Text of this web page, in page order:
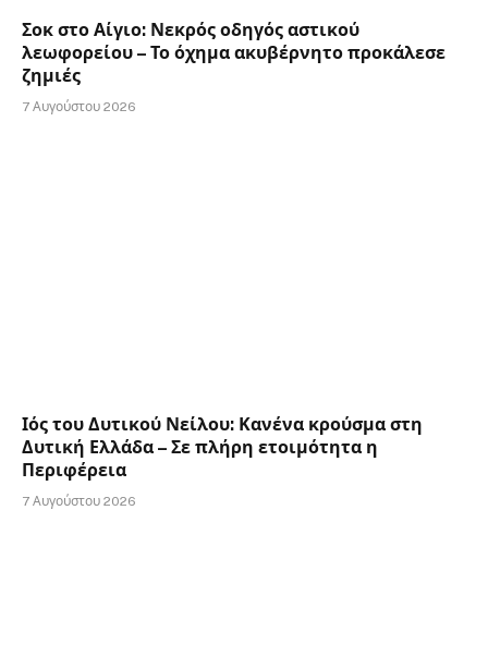
Σοκ στο Αίγιο: Νεκρός οδηγός αστικού
λεωφορείου – Το όχημα ακυβέρνητο προκάλεσε
ζημιές
7 Αυγούστου 2026
Ιός του Δυτικού Νείλου: Κανένα κρούσμα στη
Δυτική Ελλάδα – Σε πλήρη ετοιμότητα η
Περιφέρεια
7 Αυγούστου 2026